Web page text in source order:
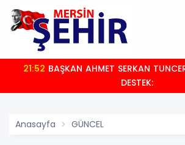
21:52
DESTEK:
Anasayfa GÜNCEL